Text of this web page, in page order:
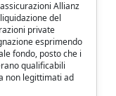
Allianz
del
private
esprimendo
fondo, posto che i
qualificabili
non legittimati ad